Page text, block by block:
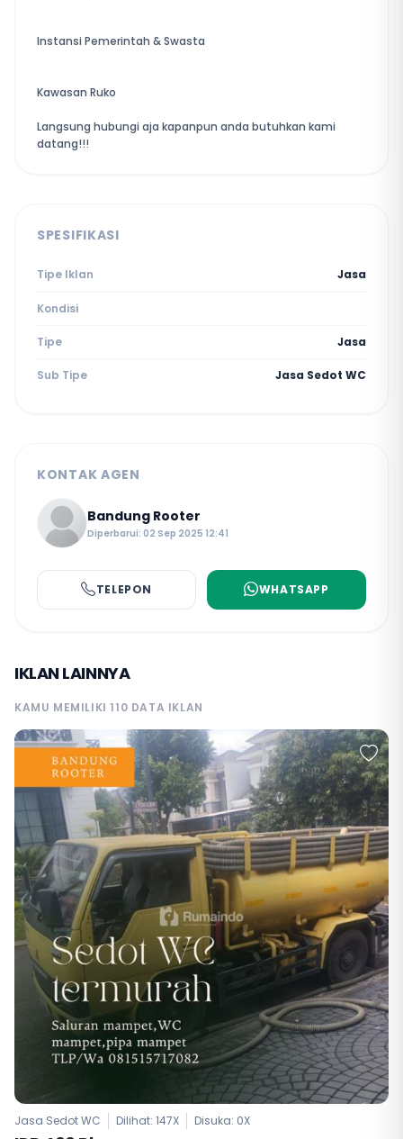
Instansi Pemerintah & Swasta
Kawasan Ruko
Langsung hubungi aja kapanpun anda butuhkan kami
datang!!!
SPESIFIKASI
Tipe Iklan Jasa
Kondisi
Tipe Jasa
Sub Tipe Jasa Sedot WC
KONTAK AGEN
Bandung Rooter
Diperbarui: 02 Sep 2025 12:41
TELEPON WHATSAPP
IKLAN LAINNYA
KAMU MEMILIKI 110 DATA IKLAN
Jasa Sedot WC Dilihat: 147X Disuka: 0X